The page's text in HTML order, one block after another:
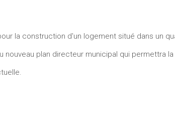
la construction d'un logement situé dans un
nouveau plan directeur municipal qui permettra